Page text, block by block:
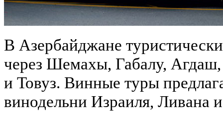
В Азербайджане
через Шемахы, Габалу,
и Товуз. Винные туры
винодельни Израиля, Ливана